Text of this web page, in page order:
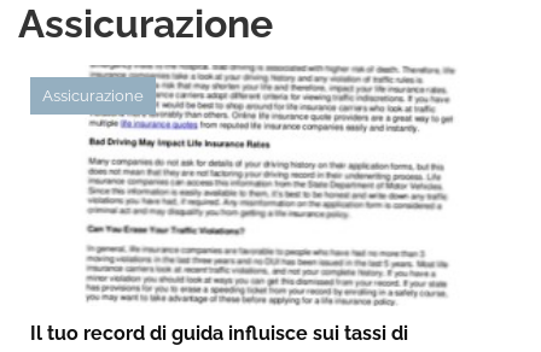
Assicurazione
Assicurazione
Il tuo record di guida influisce sui tassi di